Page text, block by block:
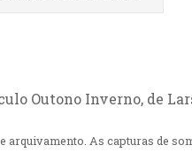
Outono Inverno, de
arquivamento. As capturas de